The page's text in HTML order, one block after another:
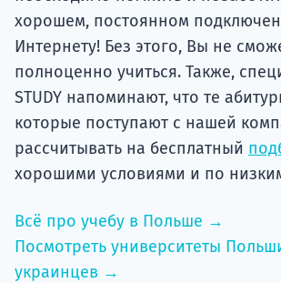
хорошем, постоянном
Интернету! Без этого, Вы не
полноценно учиться. Также,
STUDY напоминают, что те
которые поступают с нашей
рассчитывать на бесплатный
хорошими условиями и по
Всё про учебу в Польше →
Посмотреть университеты
украинцев →